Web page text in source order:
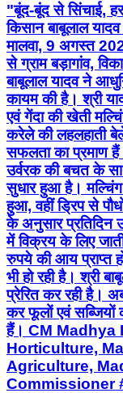
"बूंद-बूंद से सिंचाई,
किसान बाबूलाल
मालवा, 9 अगस्त
से ग्राम बड़ागांव,
बाबूलाल यादव ने
कायम की है। श्री
एवं गेंदा की खेती
करेले की लहलहाती
सफलता का प्रमाण
उर्वरक की बचत के
सुधार हुआ है।
हुआ, वहीं ड्रिप से
के अनुसार
में विक्रय के लिए
रुपये की आय प्राप्त
भी हो रही है। श्री
प्रेरित कर रही है।
कर फूलों एवं
हैं। CM Madhya
Horticulture,
Agriculture,
Commissioner